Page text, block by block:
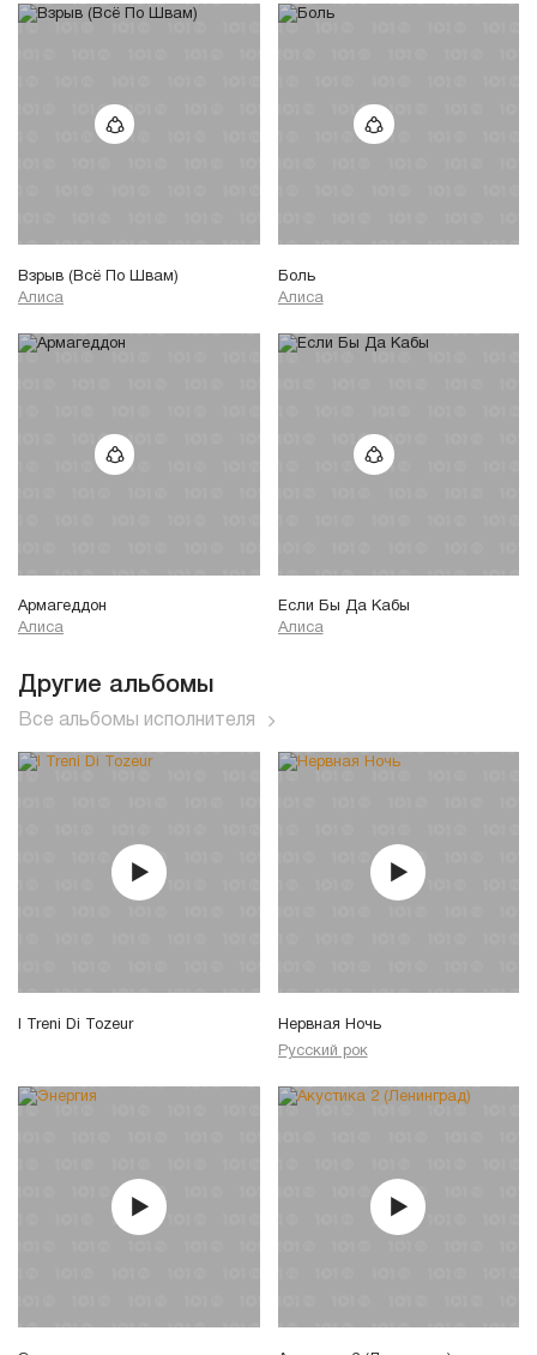
Взрыв (Всё По Швам)
Алиса
Боль
Алиса
Армагеддон
Алиса
Если Бы Да Кабы
Алиса
Другие альбомы
Все альбомы исполнителя
I Treni Di Tozeur
Нервная Ночь
Русский рок